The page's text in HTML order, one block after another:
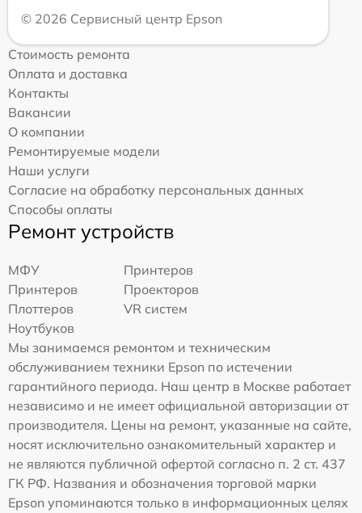
© 2026 Сервисный центр Epson
Стоимость ремонта
Оплата и доставка
Контакты
Вакансии
О компании
Ремонтируемые модели
Наши услуги
Согласие на обработку персональных данных
Способы оплаты
Ремонт устройств
МФУ
Принтеров
Принтеров
Проекторов
Плоттеров
VR систем
Ноутбуков
Мы занимаемся ремонтом и техническим
обслуживанием техники Epson по истечении
гарантийного периода. Наш центр в Москве работает
независимо и не имеет официальной авторизации от
производителя. Цены на ремонт, указанные на сайте,
носят исключительно ознакомительный характер и
не являются публичной офертой согласно п. 2 ст. 437
ГК РФ. Названия и обозначения торговой марки
Epson упоминаются только в информационных целях